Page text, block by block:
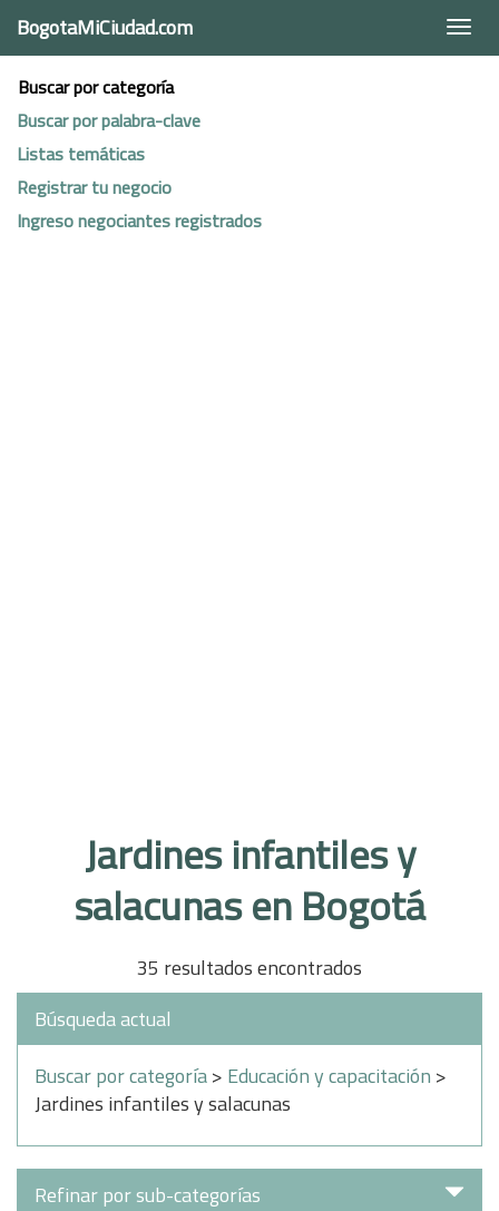
BogotaMiCiudad.com
Buscar por categoría
Buscar por palabra-clave
Listas temáticas
Registrar tu negocio
Ingreso negociantes registrados
Jardines infantiles y
salacunas en Bogotá
35 resultados encontrados
Búsqueda actual
Buscar por categoría> Educación y capacitación >
Jardines infantiles y salacunas
Refinar por sub-categorías